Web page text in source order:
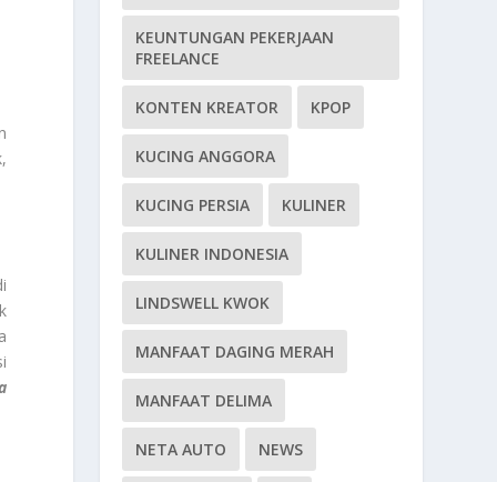
KEUNTUNGAN PEKERJAAN
FREELANCE
KONTEN KREATOR KPOP
KUCING ANGGORA
KUCING PERSIA KULINER
KULINER INDONESIA
LINDSWELL KWOK
MANFAAT DAGING MERAH
MANFAAT DELIMA
NETA AUTO NEWS